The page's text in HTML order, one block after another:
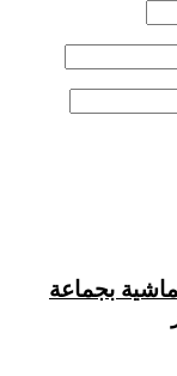
بجماعة